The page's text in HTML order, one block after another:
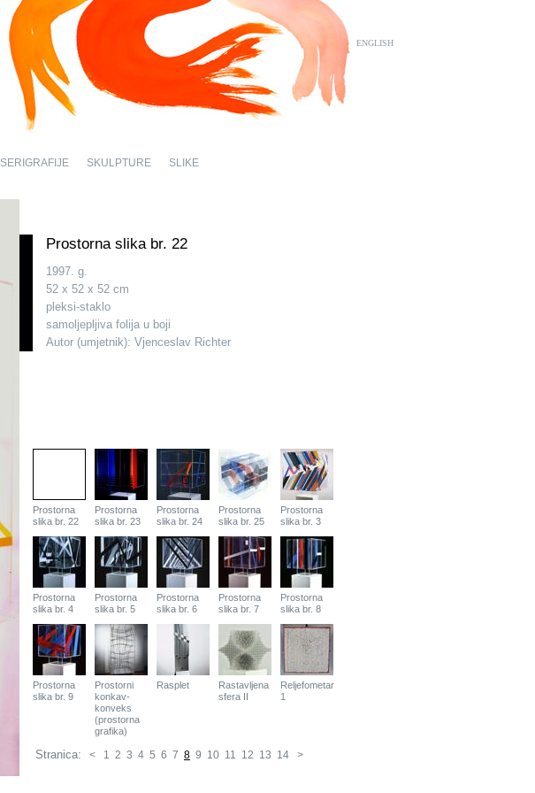
ENGLISH
SERIGRAFIJE SKULPTURE
SLIKE
Prostorna slika br. 22
1997. g.
52 x 52 x 52 cm
pleksi-staklo
samoljepljiva folija u boji
Autor (umjetnik): Vjenceslav Richter
Prostorna
slika br. 22
Prostorna
slika br. 23
Prostorna
slika br. 24
Prostorna
slika br. 25
Prostorna
slika br. 3
Prostorna
slika br. 4
Prostorna
slika br. 5
Prostorna
slika br. 6
Prostorna
slika br. 7
Prostorna
slika br. 8
Prostorna
slika br. 9
Prostorni
konkav-
konveks
(prostorna
grafika)
Rasplet
Rastavljena
sfera II
Reljefometar
1
Stranica: < 1 2 3 4 5 6 7 8 9 10 11 12 13 14 >